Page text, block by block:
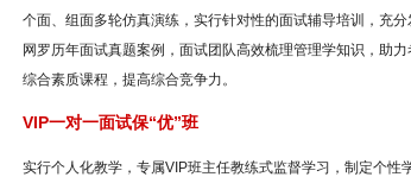
个面、组面多轮仿真演练，实行针对性的面试辅导培训，充
网罗历年面试真题案例，面试团队高效梳理管理学知识，助力
综合素质课程，提高综合竞争力。
VIP一对一面试保“优”班
实行个人化教学，专属VIP班主任教练式监督学习，制定个